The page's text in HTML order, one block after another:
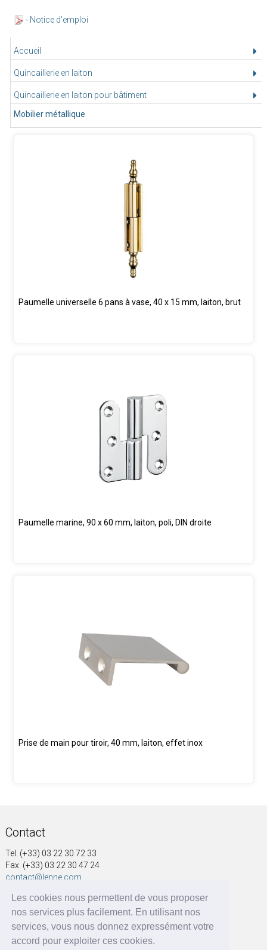
Les cookies nous permettent de vous proposer
nos services plus facilement. En utilisant nos
services, vous nous donnez expressément votre
accord pour exploiter ces cookies.
Accueil
Quincaillerie en laiton
Quincaillerie en laiton pour bâtiment
Mobilier métallique
Paumelle universelle 6 pans à vase, 40 x 15 mm, laiton, brut
Paumelle marine, 90 x 60 mm, laiton, poli, DIN droite
Prise de main pour tiroir, 40 mm, laiton, effet inox
- Notice d'emploi
Contact
Tel. (+33) 03 22 30 72 33
Fax. (+33) 03 22 30 47 24
contact@lenne.com
Adresse
SOCIÉTÉ NOUVELLE A&G LENNE
41, rue Voltaire